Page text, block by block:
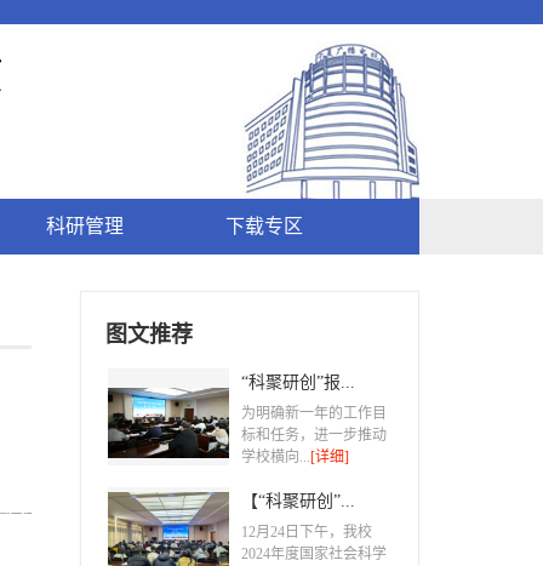
科研管理 下载专区
图文推荐
“科聚研创”报...
为明确新一年的工作目
标和任务，进一步推动
学校横向...[详细]
【“科聚研创”...
​12月24日下午，我校
2024年度国家社会科学